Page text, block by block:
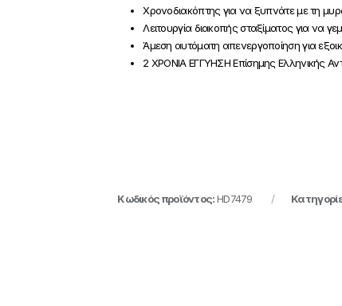
Χρονοδιακόπτης για να ξυπνάτε με τη
Λειτουργία διακοπής σταξίματος για να
Άμεση αυτόματη απενεργοποίηση για
2 ΧΡΟΝΙΑ ΕΓΓΥΗΣΗ Επίσημης Ελληνικής
Κωδικός προϊόντος:HD7479